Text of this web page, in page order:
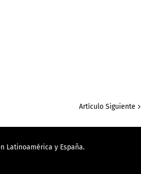
Artículo Siguiente
Latinoamérica y España.